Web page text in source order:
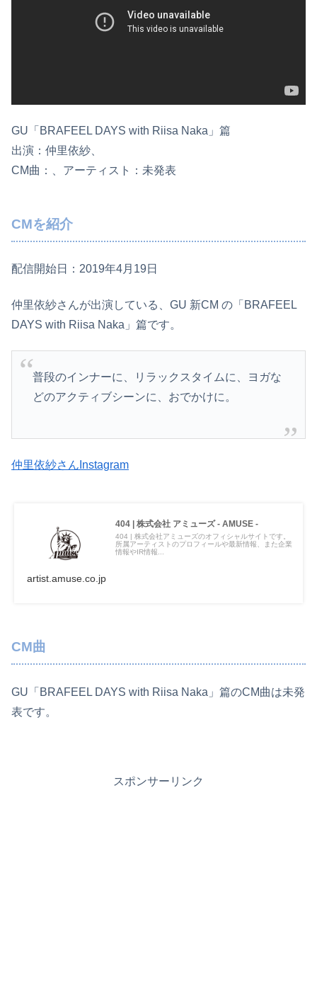
GU「BRAFEEL DAYS with Riisa Naka」篇
出演：仲里依紗、
CM曲：、アーティスト：未発表
CMを紹介
配信開始日：2019年4月19日
仲里依紗さんが出演している、GU 新CM の「BRAFEEL
DAYS with Riisa Naka」篇です。
普段のインナーに、リラックスタイムに、ヨガな
どのアクティブシーンに、おでかけに。
仲里依紗さんInstagram
404 | 株式会社 アミューズ - AMUSE -
404 | 株式会社アミューズのオフィシャルサイトです。
所属アーティストのプロフィールや最新情報、また企業
情報やIR情報...
artist.amuse.co.jp
CM曲
GU「BRAFEEL DAYS with Riisa Naka」篇のCM曲は未発
表です。
スポンサーリンク